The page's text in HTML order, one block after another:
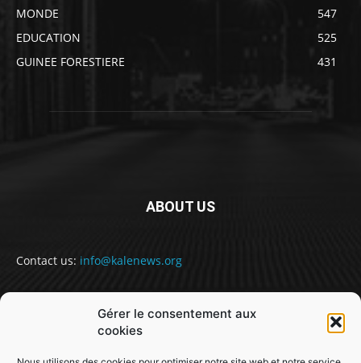
Gérer le consentement aux
cookies
MONDE
547
EDUCATION
525
GUINEE FORESTIERE
431
ABOUT US
Contact us: info@kalenews.org
FOLLOW US